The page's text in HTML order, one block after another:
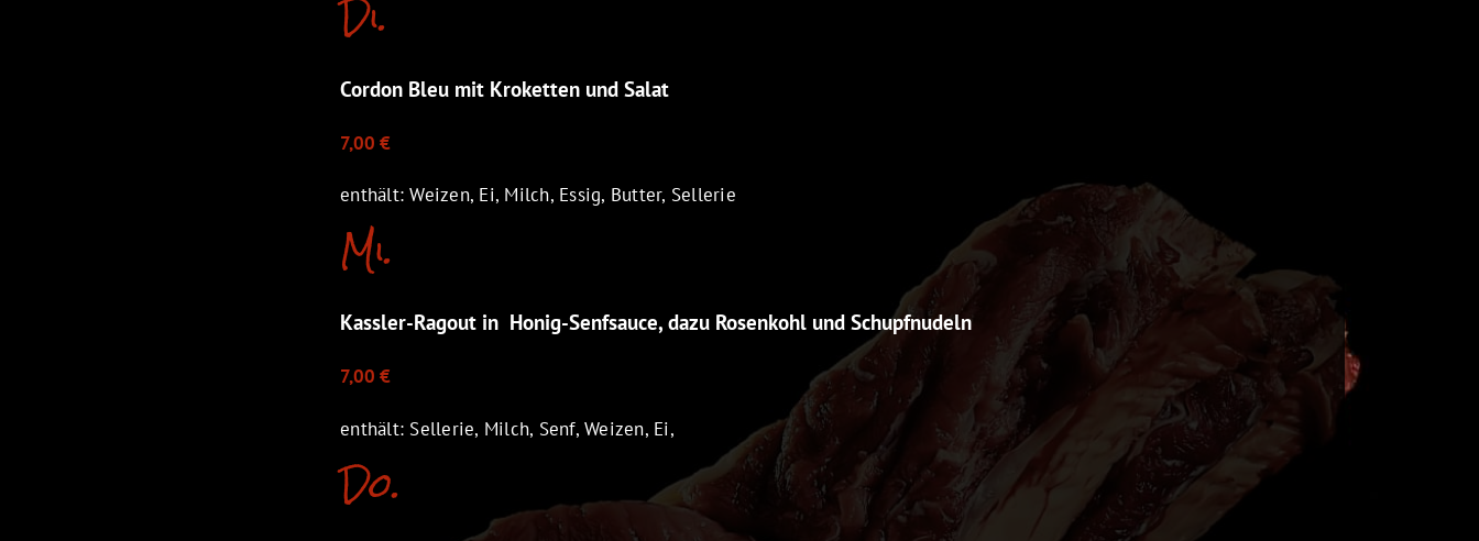
Di.
Cordon Bleu mit Kroketten und Salat
7,00 €
enthält: Weizen, Ei, Milch, Essig, Butter, Sellerie
Mi.
Kassler-Ragout in Honig-Senfsauce, dazu Rosenkohl und Schupfnudeln
7,00 €
enthält: Sellerie, Milch, Senf, Weizen, Ei,
Do.